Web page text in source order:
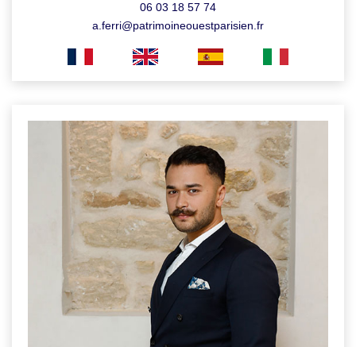
06 03 18 57 74
a.ferri@patrimoineouestparisien.fr